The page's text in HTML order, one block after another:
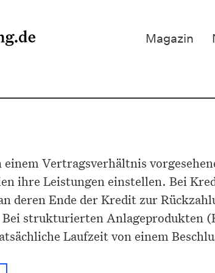
Magazin
Vertragsverhältnis
ihre Leistungen einstellen. Bei
deren Ende der Kredit zur
Bei strukturierten Anlageprodukten
Laufzeit von einem